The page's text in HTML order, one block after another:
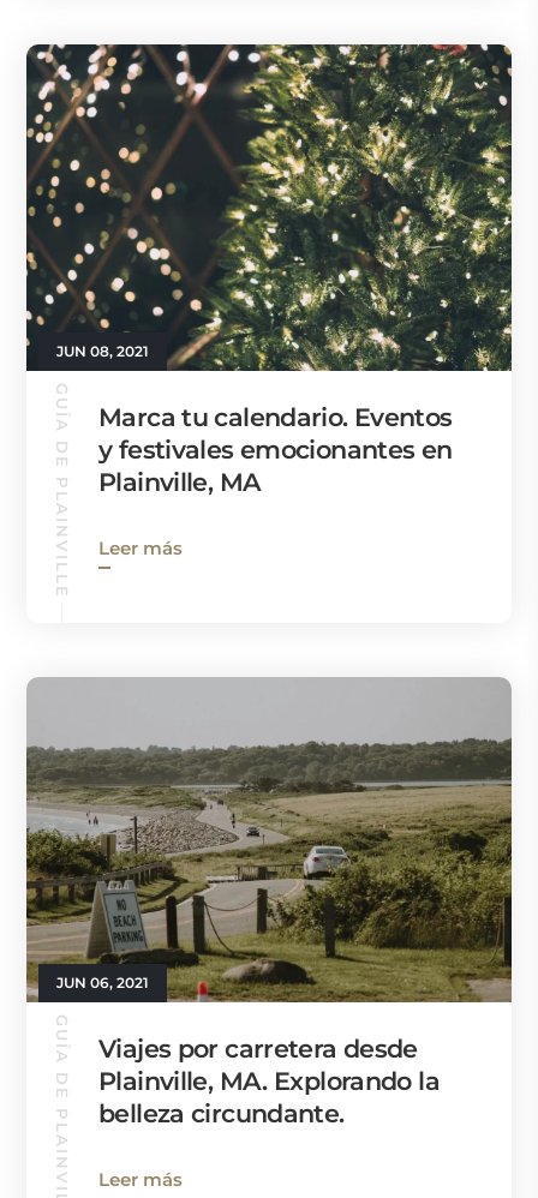
JUN 08, 2021
GUÍA DE PLAINVILLE
Marca tu calendario. Eventos
y festivales emocionantes en
Plainville, MA
Leer más
JUN 06, 2021
GUÍA DE PLAINVILLE
Viajes por carretera desde
Plainville, MA. Explorando la
belleza circundante.
Leer más